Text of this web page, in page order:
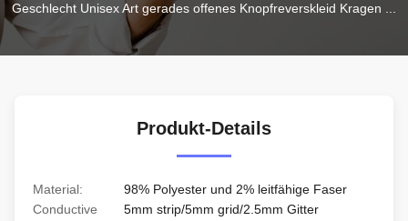
Geschlecht Unisex Art gerades offenes Knopfreverskleid Kragen ...
Produkt-Details
Material:
98% Polyester und 2% leitfähige Faser
Conductive
5mm strip/5mm grid/2.5mm Gitter